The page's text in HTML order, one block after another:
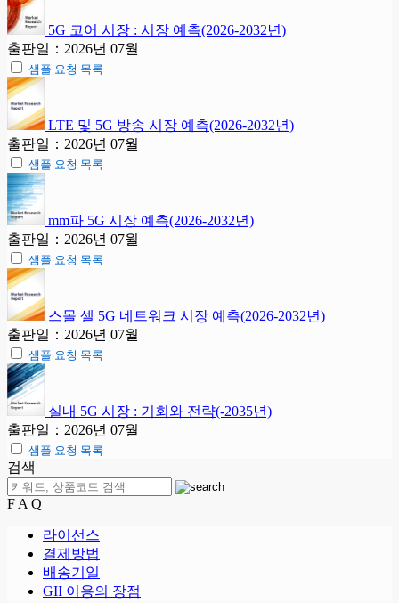
5G 코어 시장 : 시장 예측(2026-2032년)
출판일：2026년 07월
샘플 요청 목록
LTE 및 5G 방송 시장 예측(2026-2032년)
출판일：2026년 07월
샘플 요청 목록
mm파 5G 시장 예측(2026-2032년)
출판일：2026년 07월
샘플 요청 목록
스몰 셀 5G 네트워크 시장 예측(2026-2032년)
출판일：2026년 07월
샘플 요청 목록
실내 5G 시장 : 기회와 전략(-2035년)
출판일：2026년 07월
샘플 요청 목록
검색
F A Q
라이선스
결제방법
배송기일
GII 이용의 장점